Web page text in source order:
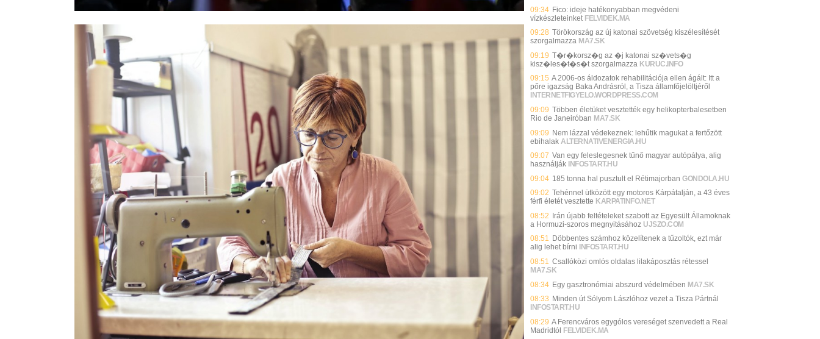
09:34 Fico: ideje hatékonyabban megvédeni
vízkészleteinket FELVIDEK.MA
09:28 Törökország az új katonai szövetség kiszélesítését
szorgalmazza MA7.SK
09:19 T�r�korsz�g az �j katonai sz�vets�g
kisz�les�t�s�t szorgalmazza KURUC.INFO
09:15 A 2006-os áldozatok rehabilitációja ellen ágált: Itt a
pőre igazság Baka Andrásról, a Tisza államfőjelöltjéről
INTERNETFIGYELO.WORDPRESS.COM
09:09 Többen életüket vesztették egy helikopterbalesetben
Rio de Janeiróban MA7.SK
09:09 Nem lázzal védekeznek: lehűtik magukat a fertőzött
ebihalak ALTERNATIVENERGIA.HU
09:07 Van egy feleslegesnek tűnő magyar autópálya, alig
használják INFOSTART.HU
09:04 185 tonna hal pusztult el Rétimajorban GONDOLA.HU
09:02 Tehénnel ütközött egy motoros Kárpátalján, a 43 éves
férfi életét vesztette KARPATINFO.NET
08:52 Irán újabb feltételeket szabott az Egyesült Államoknak
a Hormuzi-szoros megnyitásához UJSZO.COM
08:51 Döbbentes számhoz közelítenek a tűzoltók, ezt már
alig lehet bírni
INFOSTART.HU
08:51 Csallóközi omlós oldalas lilakáposztás rétessel
MA7.SK
08:34 Egy gasztronómiai abszurd védelmében MA7.SK
08:33 Minden út Sólyom Lászlóhoz vezet a Tisza Pártnál
INFOSTART.HU
08:29 A Ferencváros egygólos vereséget szenvedett a Real
Madridtól FELVIDEK.MA